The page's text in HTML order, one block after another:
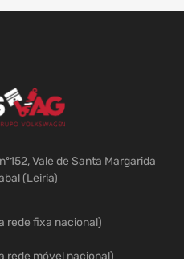
Vale de Santa Margarida
(Leiria)
rede fixa nacional)